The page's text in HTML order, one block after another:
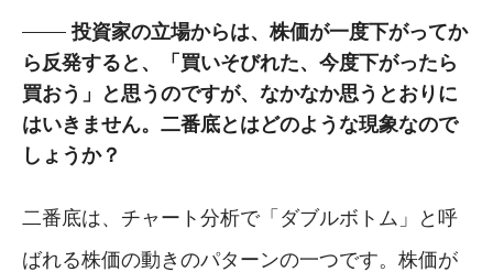
投資家の立場からは、株価が一度下がってか
ら反発すると、「買いそびれた、今度下がったら
買おう」と思うのですが、なかなか思うとおりに
はいきません。二番底とはどのような現象なので
しょうか？
二番底は、チャート分析で「ダブルボトム」と呼
ばれる株価の動きのパターンの一つです。株価が